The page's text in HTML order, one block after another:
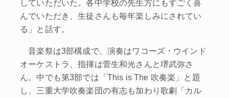
していただいた。各中学校の先生方にもすごく喜
んでいただき、生徒さんも毎年楽しみにされてい
る」と話す。
音楽祭は3部構成で、演奏はワコーズ・ウインド
オーケストラ、指揮は菅生和光さんと堺武弥さ
ん。中でも第3部では「This is The 吹奏楽」と題
し、三重大学吹奏楽団の有志も加わり歌劇「カル